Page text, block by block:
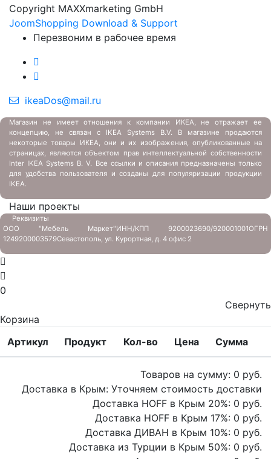
Copyright MAXXmarketing GmbH
JoomShopping Download & Support
Перезвоним в рабочее время
ikeaDos@mail.ru
Магазин не имеет отношения к компании ИКЕА, не отражает ее
концепцию, не связан с IKEA Systems B.V. В магазине продаются
некоторые товары ИКЕА, они и их изображения, опубликованные на
страницах, являются объектом прав интеллектуальной собственности
Inter IKEA Systems B. V. Все ссылки и описания предназначены только
для удобства пользователя и созданы для популяризации продукции
IKEA.
Наши проекты
Реквизиты
ООО "Мебель Маркет"ИНН/КПП 9200023690/920001001ОГРН
1249200003579Севастополь, ул. Курортная, д. 4 офис 2
0
Свернуть
Корзина
Артикул
Продукт Кол-во Цена Сумма
Товаров на сумму: 0 руб.
Доставка в Крым: Уточняем стоимость доставки
Доставка HOFF в Крым 20%: 0 руб.
Доставка HOFF в Крым 17%: 0 руб.
Доставка ДИВАН в Крым 10%: 0 руб.
Доставка из Турции в Крым 50%: 0 руб.